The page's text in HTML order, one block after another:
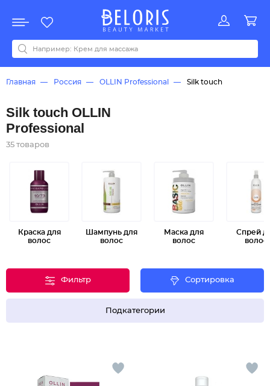
Акции
Все бренды
0-9ABCDEFGHIJKLMNOPQRSTUVWYZАБВДЗИМОКЛНПРСТУФ
Главная Россия OLLIN Professional Silk touch
Silk touch OLLIN
Professional
35 товаров
Краска для
волос
Шампунь для
волос
Маска для
волос
Спрей
волос
Фильтр Сортировка
Подкатегории